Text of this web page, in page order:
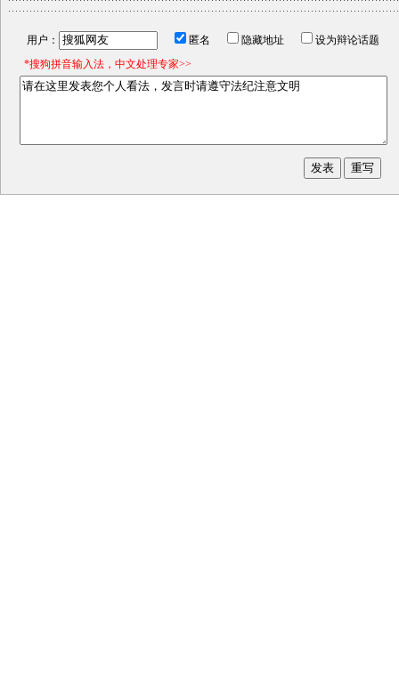
用户： 匿名 隐藏地址
设为辩论话题
*搜狗拼音输入法，中文处理专家>>